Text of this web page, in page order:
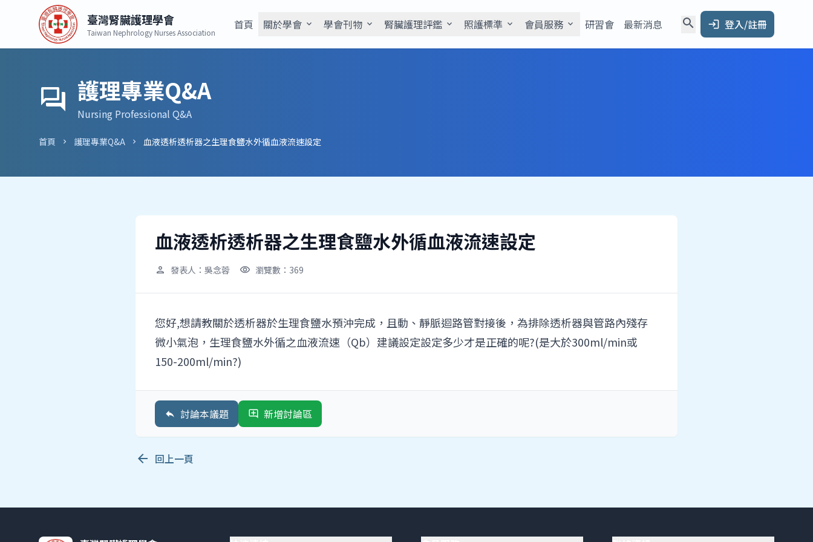
臺灣腎臟護理學會
Taiwan Nephrology Nurses Association
首頁 關於學會 expand_more 學會刊物 expand_more 腎臟護理評鑑 expand_more 照護標準 expand_more 會員服務 expand_more 研習會 最新消息 search login 登入/註冊
forum 護理專業Q&A
Nursing Professional Q&A
首頁 chevron_right 護理專業Q&A chevron_right 血液透析透析器之生理食鹽水外循血液流速設定
血液透析透析器之生理食鹽水外循血液流速設定
person 發表人：吳念蓉 visibility 瀏覽數：369
您好,想請教關於透析器於生理食鹽水預沖完成，且動、靜脈迴路管對接後，為排除透析器與管路內殘存
微小氣泡，生理食鹽水外循之血液流速（Qb）建議設定設定多少才是正確的呢?(是大於300ml/min或
150-200ml/min?)
reply 討論本議題 add_comment 新增討論區
arrow_back 回上一頁